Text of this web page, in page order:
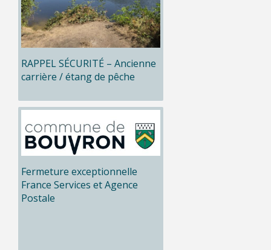
RAPPEL SÉCURITÉ – Ancienne
carrière / étang de pêche
Fermeture exceptionnelle
France Services et Agence
Postale